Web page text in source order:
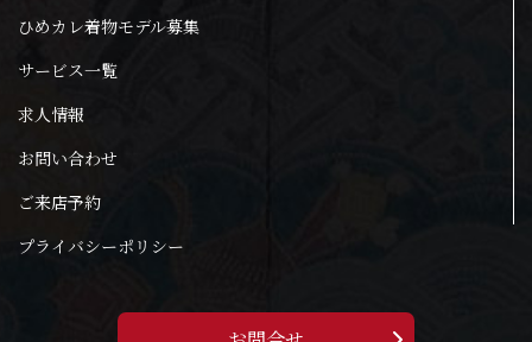
ひめカレ着物モデル募集
サービス一覧
求人情報
お問い合わせ
ご来店予約
プライバシーポリシー